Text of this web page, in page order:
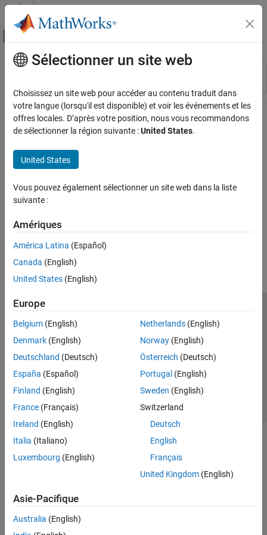
Passer au contenu
Activer/désactiver l'affichage du menu
Ressource
Contenu principal
Sélectionner un site web
Choisissez un site web pour accéder au contenu traduit dans
votre langue (lorsqu'il est disponible) et voir les événements et les
offres locales. D’après votre position, nous vous recommandons
de sélectionner la région suivante :United States.
United States
Vous pouvez également sélectionner un site web dans la liste
suivante :
Amériques
América Latina (Español)
Canada (English)
United States (English)
Europe
Belgium (English)
Denmark (English)
Deutschland (Deutsch)
España (Español)
Finland (English)
France (Français)
Ireland (English)
Italia (Italiano)
Luxembourg (English)
Netherlands(English)
Norway(English)
Österreich (Deutsch)
Portugal (English)
Sweden (English)
Switzerland
Deutsch
English
Français
United Kingdom(English)
Asie-Pacifique
Australia (English)
Lutte anti-piratage
Contacts locaux
© 1994-2026 The MathWorks, Inc.